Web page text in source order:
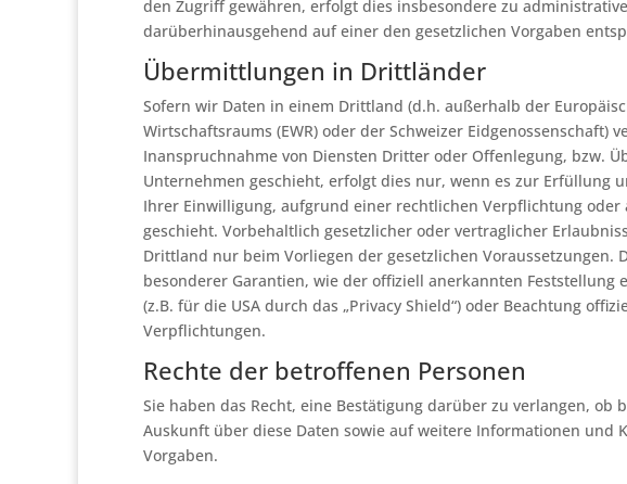
den Zugriff gewähren, erfolgt dies insbesondere zu
darüberhinausgehend auf einer den gesetzlichen Vorgaben
Übermittlungen in Drittländer
Sofern wir Daten in einem Drittland (d.h. außerhalb der
Wirtschaftsraums (EWR) oder der Schweizer Eidgenossenschaft)
Inanspruchnahme von Diensten Dritter oder Offenlegung, bzw.
Unternehmen geschieht, erfolgt dies nur, wenn es zur Erfüllung
Ihrer Einwilligung, aufgrund einer rechtlichen Verpflichtung
geschieht. Vorbehaltlich gesetzlicher oder vertraglicher
Drittland nur beim Vorliegen der gesetzlichen Voraussetzungen.
besonderer Garantien, wie der offiziell anerkannten Feststellung
(z.B. für die USA durch das „Privacy Shield“) oder Beachtung
Verpflichtungen.
Rechte der betroffenen Personen
Sie haben das Recht, eine Bestätigung darüber zu verlangen,
Auskunft über diese Daten sowie auf weitere Informationen und
Vorgaben.